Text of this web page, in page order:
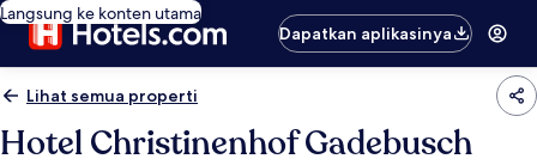
Langsung ke konten utama
Dapatkan aplikasinya
Lihat semua properti
Hotel Christinenhof Gadebusch